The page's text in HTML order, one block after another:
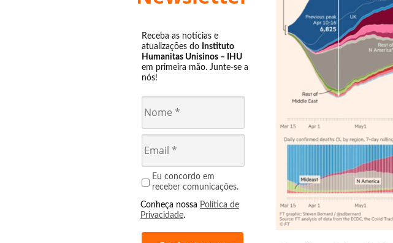
Receba as notícias e
atualizações do Instituto
Humanitas Unisinos – IHU
em primeira mão. Junte-se a
nós!
Eu concordo em
receber comunicações.
Conheça nossa Política de
Privacidade.